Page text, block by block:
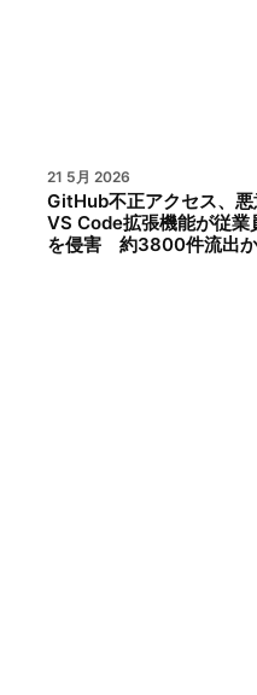
21 5月 2026
GitHub不正アクセス、悪
VS Code拡張機能が従業
を侵害 約3800件流出か